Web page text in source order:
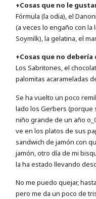
+Cosas que no le
Fórmula (la odia), el
(a veces lo engaño con la
Soymilk), la gelatina, el
+Cosas que no
Los Sabritones, el
palomitas acarameladas
Se ha vuelto un poco
lado los Gerbers (porque
niño grande de un año
ve en los platos de sus
sandwich de jamón con
jamón, otro día de mi
la ha estado llevando
No me puedo quejar,
pero me da un poco de